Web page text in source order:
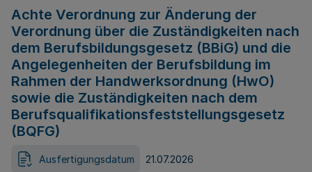
Achte Verordnung zur Änderung der
Verordnung über die Zuständigkeiten nach
dem Berufsbildungsgesetz (BBiG) und die
Angelegenheiten der Berufsbildung im
Rahmen der Handwerksordnung (HwO)
sowie die Zuständigkeiten nach dem
Berufsqualifikationsfeststellungsgesetz
(BQFG)
Ausfertigungsdatum 21.07.2026